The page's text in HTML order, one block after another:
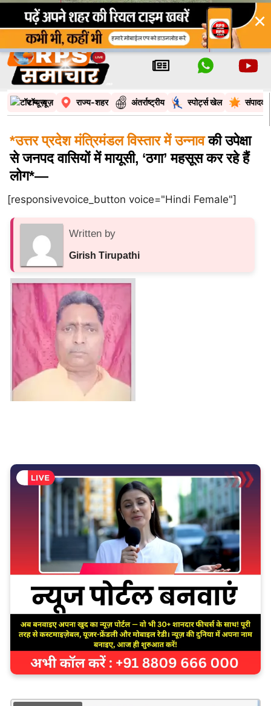
×
टॉप न्यूज़ राज्य-शहर अंतर्राष्ट्रीय स्पोर्ट्स खेल
*उत्तर प्रदेश मंत्रिमंडल विस्तार में उन्नावकी उपेक्षा
से जनपद वासियों में मायूसी, ‘ठगा’ महसूस कर रहे हैं
लोग*—
[responsivevoice_button voice="Hindi Female"]
Written by
Girish Tirupathi